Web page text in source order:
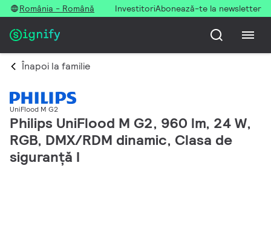
România - Română InvestitoriAbonează-te la newsletter
Înapoi la familie
UniFlood M G2
Philips UniFlood M G2, 960 lm, 24 W,
RGB, DMX/RDM dinamic, Clasa de
siguranță I